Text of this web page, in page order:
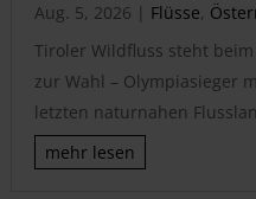
Aug. 5, 2026 | Flüsse,
Tiroler Wildfluss steht
zur Wahl – Olympiasieger
letzten naturnahen
mehr lesen